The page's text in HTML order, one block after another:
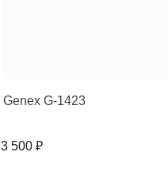
Genex G-1423
3 500 ₽